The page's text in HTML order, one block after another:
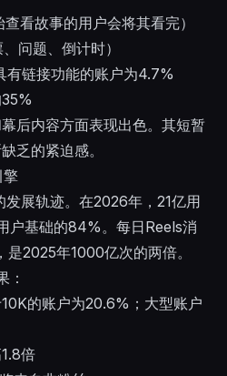
看故事的用户会将其看完）
问题、倒计时）
有链接功能的账户为4.7%
后内容方面表现出色。其短暂
乏的紧迫感。
擎
展轨迹。在2026年，21亿用
户基础的84%。每日Reels消
2025年1000亿次的两倍。
：
的账户为20.6%；大型账户
倍